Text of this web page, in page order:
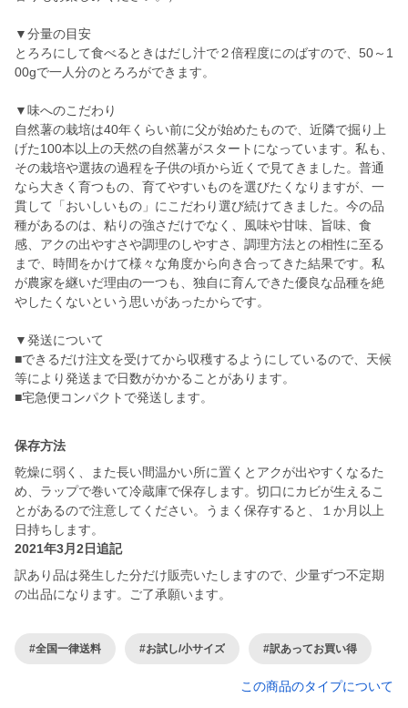
▼分量の目安
とろろにして食べるときはだし汁で２倍程度にのばすので、50～1
00gで一人分のとろろができます。
▼味へのこだわり
自然薯の栽培は40年くらい前に父が始めたもので、近隣で掘り上
げた100本以上の天然の自然薯がスタートになっています。私も、
その栽培や選抜の過程を子供の頃から近くで見てきました。普通
なら大きく育つもの、育てやすいものを選びたくなりますが、一
貫して「おいしいもの」にこだわり選び続けてきました。今の品
種があるのは、粘りの強さだけでなく、風味や甘味、旨味、食
感、アクの出やすさや調理のしやすさ、調理方法との相性に至る
まで、時間をかけて様々な角度から向き合ってきた結果です。私
が農家を継いだ理由の一つも、独自に育んできた優良な品種を絶
やしたくないという思いがあったからです。
▼発送について
■できるだけ注文を受けてから収穫するようにしているので、天候
等により発送まで日数がかかることがあります。
■宅急便コンパクトで発送します。
保存方法
乾燥に弱く、また長い間温かい所に置くとアクが出やすくなるた
め、ラップで巻いて冷蔵庫で保存します。切口にカビが生えるこ
とがあるので注意してください。うまく保存すると、１か月以上
日持ちします。
2021年3月2日追記
訳あり品は発生した分だけ販売いたしますので、少量ずつ不定期
の出品になります。ご了承願います。
#全国一律送料 #お試し/小サイズ #訳あってお買い得
この商品のタイプについて